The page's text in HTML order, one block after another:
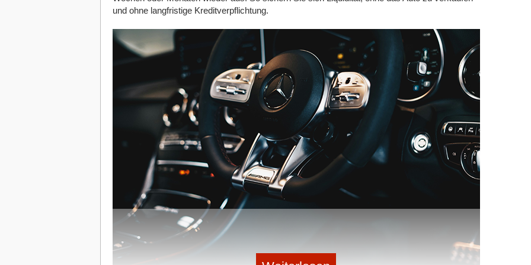
bereits Kryptobörsen mit NFT-Marktplatz, an denen die non-fungible Tokens als Kreditsicherheit
geboten werden.
Wie bereits erwähnt basieren die meisten NFTs auf der Ethereum-Blockchain. Das bedeutet,
dass auch die Kryptowährung Ether als bevorzugtes Zahlungsmittel dafür gilt. Oft ist also das
Vorhandensein eines Ethereum-Wallet eine Voraussetzung für den NFT-Handel. Du musst also
vorher Ether erwerben. Dies machst du wiederum über einen Onlinebroker, der diese im
Angebot hat.
Einsatzbereiche von NFTs
Die Einsatzbereiche von NFTs sind vielfältig und es gibt quasi keine Grenzen dafür. Mittlerweile
werden schon viele Ereignisse, Items und auch Gegenstände als non-fungible Tokens
Auch virtuelle Dinge können damit gehandelt werden. So kommen sie beispielsweise schon
vielfach in Videospielen zum Einsatz, um damit virtuelle Währungen, Avatare, Waffen und Skins
damit zu kaufen oder zu verkaufen. Auch für Videos, Musik, legendäre Momente aus dem
Sport oder anderen Bereichen oder wertvolle Sammelkarten kommen die Tokens zum Einsatz.
Falls du dich jetzt fragst, ob mit NFTs auch reale Güter gehandelt werden können: ja, das ist
möglich. Es werden auch gefragte Güter wie Autos, Designerschuhe, Immobilien und so weiter
tokenisiert.
und ohne langfristige Kreditverpflichtung.